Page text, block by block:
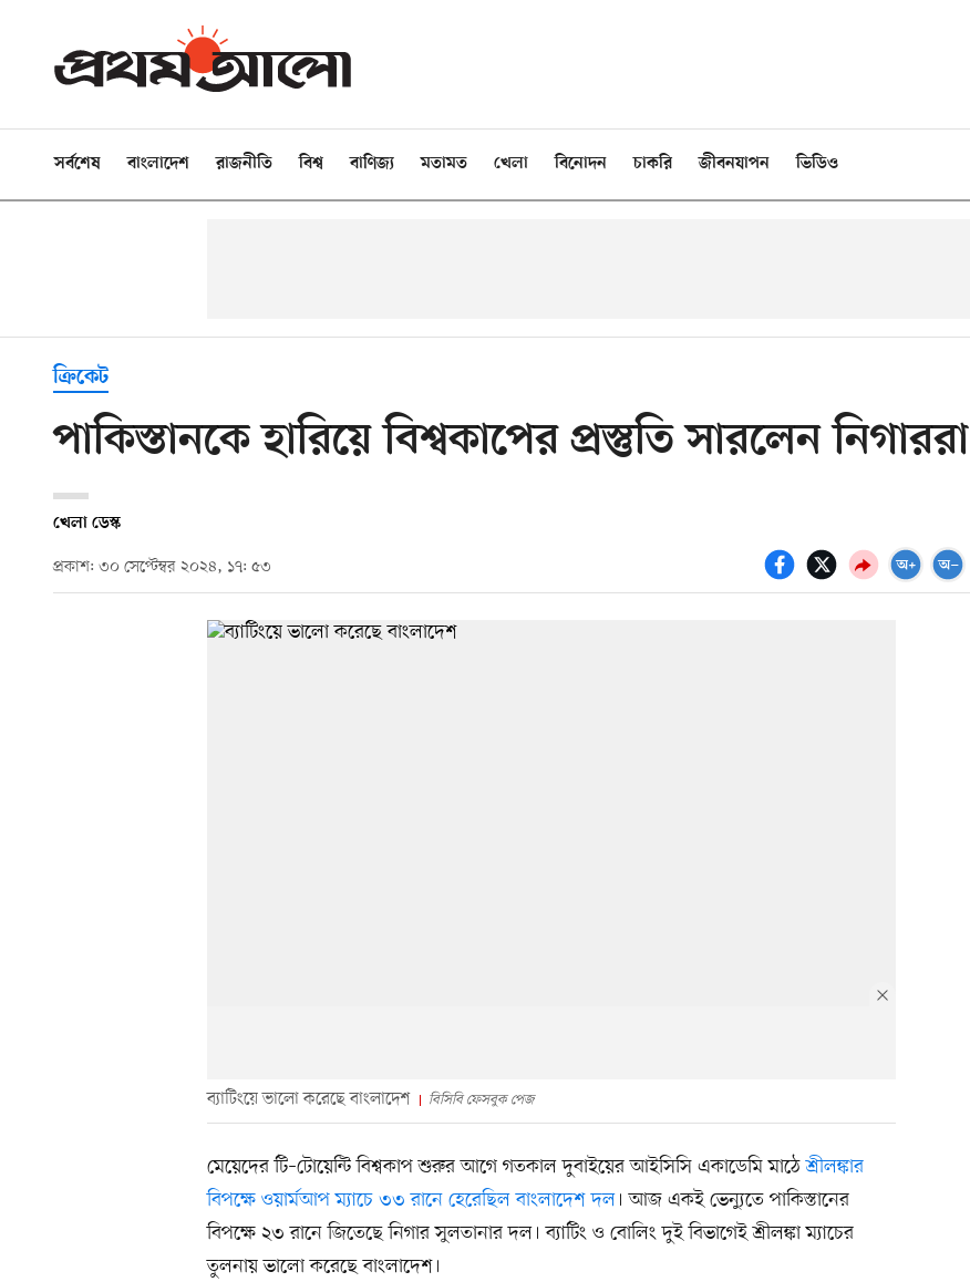
সর্বশেষ বাংলাদেশ রাজনীতি বিশ্ব বাণিজ্য মতামত খেলা বিনোদন চাকরি জীবনযাপন ভিডিও
ক্রিকেট
পাকিস্তানকে হারিয়ে বিশ্বকাপের প্রস্তুতি সারলেন নিগাররা
খেলা ডেস্ক
প্রকাশ: ৩০ সেপ্টেম্বর ২০২৪, ১৭: ৫৩
ব্যাটিংয়ে ভালো করেছে বাংলাদেশ বিসিবি ফেসবুক পেজ
মেয়েদের টি–টোয়েন্টি বিশ্বকাপ শুরুর আগে গতকাল দুবাইয়ের আইসিসি একাডেমি মাঠেশ্রীলঙ্কার
বিপক্ষে ওয়ার্মআপ ম্যাচে ৩৩ রানে হেরেছিল বাংলাদেশ দল। আজ একই ভেন্যুতে পাকিস্তানের
বিপক্ষে ২৩ রানে জিতেছে নিগার সুলতানার দল। ব্যাটিং ও বোলিং দুই বিভাগেই শ্রীলঙ্কা ম্যাচের
তুলনায় ভালো করেছে বাংলাদেশ।